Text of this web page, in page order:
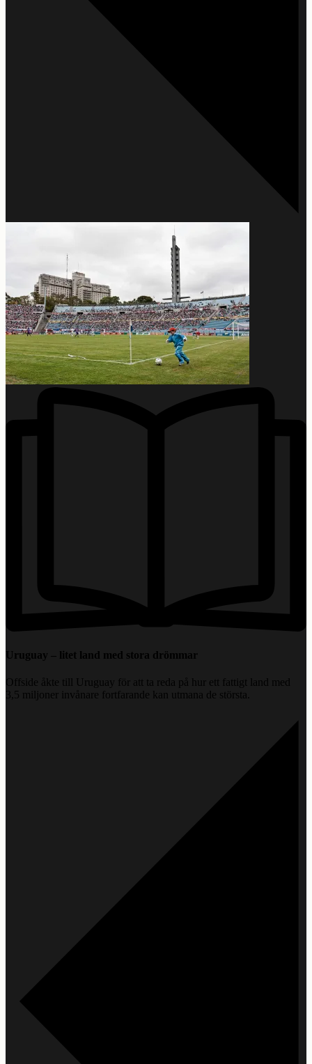
Uruguay – litet land med stora drömmar
Offside åkte till Uruguay för att ta reda på hur ett fattigt land med
3,5 miljoner invånare fortfarande kan utmana de största.